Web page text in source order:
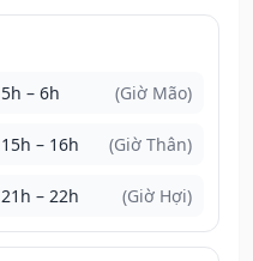
5h – 6h (Giờ Mão)
15h – 16h (Giờ Thân)
21h – 22h (Giờ Hợi)